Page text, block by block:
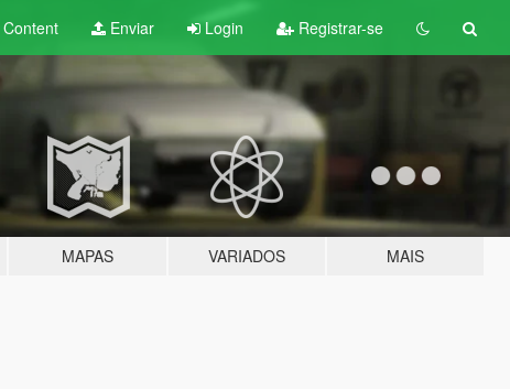
Content Enviar Login Registrar-se
MAPAS VARIADOS MAIS